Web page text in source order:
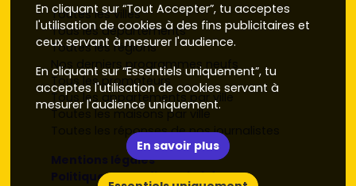
Toutes les villes
Tous les départements
Toutes les régions
Nos derniers programmes neufs
Tous les promoteurs
Tous les appartements par ville
Toutes les maisons par ville
Toutes les réponses de nos journalistes
Mentions légales
Politique de confidentialité RCS
En cliquant sur “Tout Accepter”, tu acceptes
l'utilisation de cookies à des fins publicitaires et
ceux servant à mesurer l'audience.
En cliquant sur “Essentiels uniquement”, tu
acceptes l'utilisation de cookies servant à
mesurer l'audience uniquement.
En savoir plus